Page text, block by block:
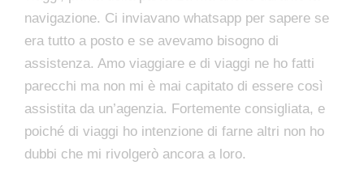
navigazione. Ci inviavano whatsapp per sapere se
era tutto a posto e se avevamo bisogno di
assistenza. Amo viaggiare e di viaggi ne ho fatti
parecchi ma non mi è mai capitato di essere così
assistita da un’agenzia. Fortemente consigliata, e
poiché di viaggi ho intenzione di farne altri non ho
dubbi che mi rivolgerò ancora a loro.